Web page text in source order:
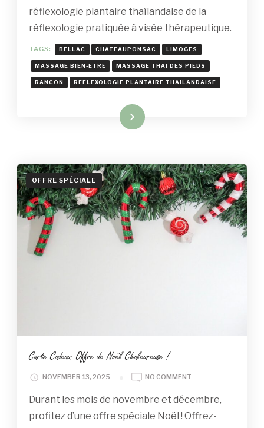
réflexologie plantaire thaïlandaise de la
réflexologie pratiquée à visée thérapeutique.
TAGS: BELLAC CHATEAUPONSAC LIMOGES
MASSAGE BIEN-ETRE MASSAGE THAI DES PIEDS
RANCON REFLEXOLOGIE PLANTAIRE THAILANDAISE
Read More
OFFRE SPÉCIALE
Carte Cadeau: Offre de Noël Chaleureuse !
NOVEMBER 13, 2025 NO COMMENT
CADEAU:
DE
Durant les mois de novembre et décembre,
profitez d’une offre spéciale Noël ! Offrez-